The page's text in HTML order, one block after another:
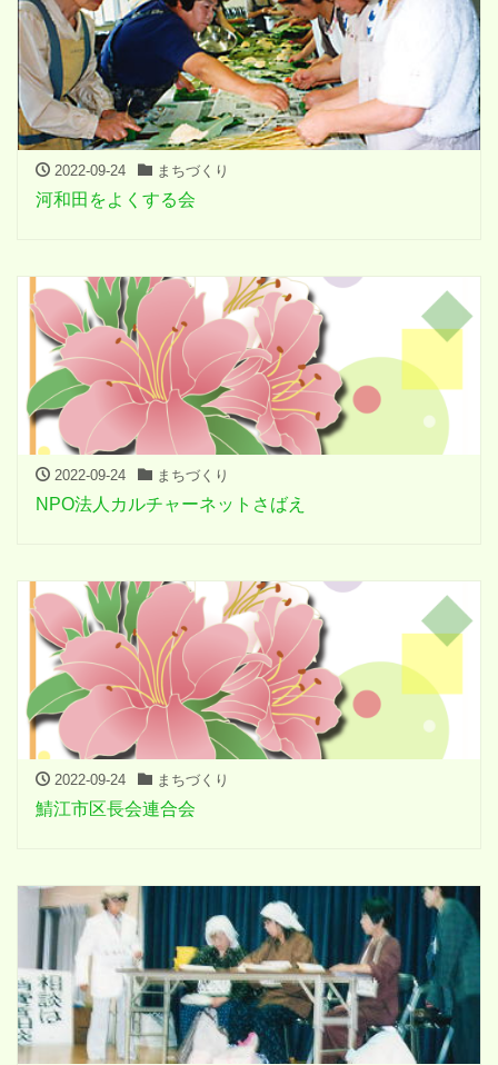
2022-09-24 まちづくり
河和田をよくする会
2022-09-24 まちづくり
NPO法人カルチャーネットさばえ
2022-09-24 まちづくり
鯖江市区長会連合会